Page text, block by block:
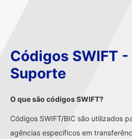
Códigos SWIFT
Suporte
O que são códigos SWIFT?
Códigos SWIFT/BIC são utilizados
agências específicos em